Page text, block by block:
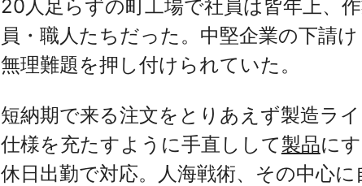
20人足らずの町工場で社員は皆年上、
員・職人たちだった。中堅企業の下請
無理難題を押し付けられていた。
短納期で来る注文をとりあえず製造ラ
仕様を充たすように手直しして製品に
休日出勤で対応。人海戦術、その中心